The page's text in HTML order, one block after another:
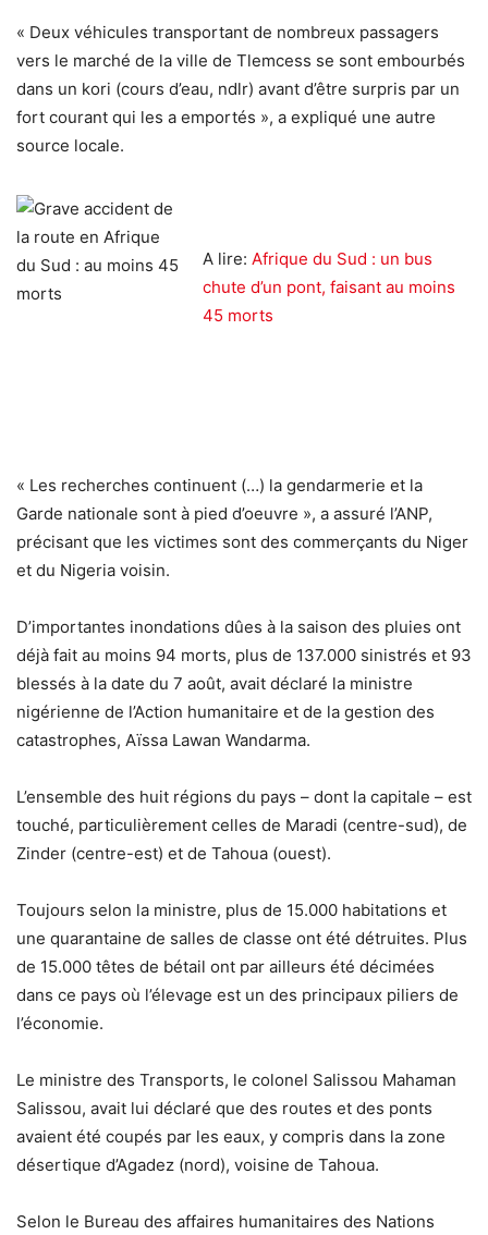
« Deux véhicules transportant de nombreux passagers
vers le marché de la ville de Tlemcess se sont embourbés
dans un kori (cours d’eau, ndlr) avant d’être surpris par un
fort courant qui les a emportés », a expliqué une autre
source locale.
A lire: Afrique du Sud : un bus
chute d’un pont, faisant au moins
45 morts
« Les recherches continuent (…) la gendarmerie et la
Garde nationale sont à pied d’oeuvre », a assuré l’ANP,
précisant que les victimes sont des commerçants du Niger
et du Nigeria voisin.
D’importantes inondations dûes à la saison des pluies ont
déjà fait au moins 94 morts, plus de 137.000 sinistrés et 93
blessés à la date du 7 août, avait déclaré la ministre
nigérienne de l’Action humanitaire et de la gestion des
catastrophes, Aïssa Lawan Wandarma.
L’ensemble des huit régions du pays – dont la capitale – est
touché, particulièrement celles de Maradi (centre-sud), de
Zinder (centre-est) et de Tahoua (ouest).
Toujours selon la ministre, plus de 15.000 habitations et
une quarantaine de salles de classe ont été détruites. Plus
de 15.000 têtes de bétail ont par ailleurs été décimées
dans ce pays où l’élevage est un des principaux piliers de
l’économie.
Le ministre des Transports, le colonel Salissou Mahaman
Salissou, avait lui déclaré que des routes et des ponts
avaient été coupés par les eaux, y compris dans la zone
désertique d’Agadez (nord), voisine de Tahoua.
Selon le Bureau des affaires humanitaires des Nations